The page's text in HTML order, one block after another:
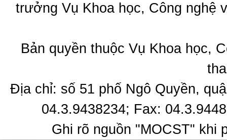
trưởng Vụ Khoa học, Công nghệ
Bản quyền thuộc Vụ Khoa học,
Địa chỉ: số 51 phố Ngô Quyền,
04.3.9438234; Fax:
Ghi rõ nguồn "MOCST" khi